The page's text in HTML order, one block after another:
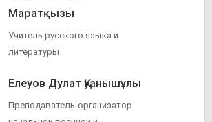
Маратқызы
Учитель русского языка и
литературы
Елеуов Дулат Қуанышұлы
Преподаватель-организатор